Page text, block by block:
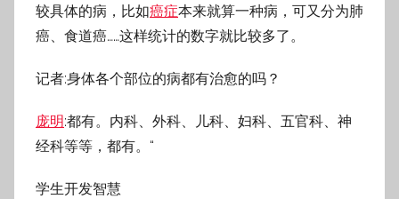
较具体的病，比如癌症本来就算一种病，可又分为肺
癌、食道癌……这样统计的数字就比较多了。
记者:身体各个部位的病都有治愈的吗？
庞明:都有。内科、外科、儿科、妇科、五官科、神
经科等等，都有。“
学生开发智慧